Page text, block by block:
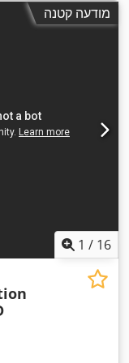
מודעה קטנה
1 / 16